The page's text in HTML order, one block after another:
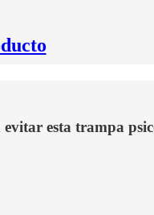
esta trampa